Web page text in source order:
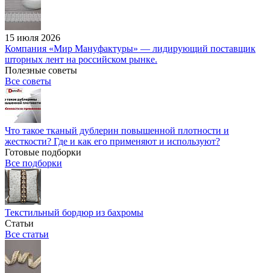
15 июля 2026
Компания «Мир Мануфактуры» — лидирующий поставщик
шторных лент на российском рынке.
Полезные советы
Все советы
Что такое тканый дублерин повышенной плотности и
жесткости? Где и как его применяют и используют?
Готовые подборки
Все подборки
Текстильный бордюр из бахромы
Статьи
Все статьи